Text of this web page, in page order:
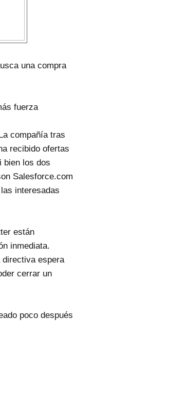
una compra
fuerza
compañía tras
recibido ofertas
bien los dos
Salesforce.com
interesadas
están
inmediata.
directiva espera
cerrar un
poco después